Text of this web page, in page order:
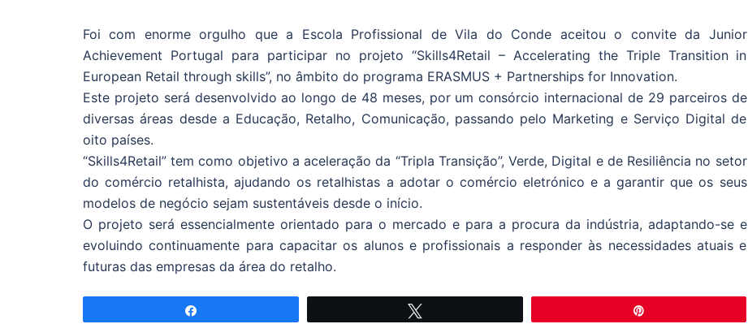
Foi com enorme orgulho que a Escola Profissional de Vila do Conde aceitou o convite da Junior
Achievement Portugal para participar no projeto “Skills4Retail – Accelerating the Triple Transition in
European Retail through skills”, no âmbito do programa ERASMUS + Partnerships for Innovation.
Este projeto será desenvolvido ao longo de 48 meses, por um consórcio internacional de 29 parceiros de
diversas áreas desde a Educação, Retalho, Comunicação, passando pelo Marketing e Serviço Digital de
oito países.
“Skills4Retail” tem como objetivo a aceleração da “Tripla Transição”, Verde, Digital e de Resiliência no setor
do comércio retalhista, ajudando os retalhistas a adotar o comércio eletrónico e a garantir que os seus
modelos de negócio sejam sustentáveis desde o início.
O projeto será essencialmente orientado para o mercado e para a procura da indústria, adaptando-se e
evoluindo continuamente para capacitar os alunos e profissionais a responder às necessidades atuais e
futuras das empresas da área do retalho.